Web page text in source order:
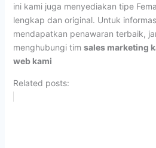
ini kami juga menyediakan tipe
lengkap dan original. Untuk
mendapatkan penawaran terbaik,
menghubungi tim sales marketing
web kami
Related posts: